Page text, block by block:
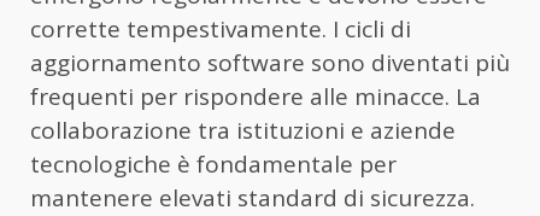
corrette tempestivamente. I cicli di
aggiornamento software sono diventati più
frequenti per rispondere alle minacce. La
collaborazione tra istituzioni e aziende
tecnologiche è fondamentale per
mantenere elevati standard di sicurezza.